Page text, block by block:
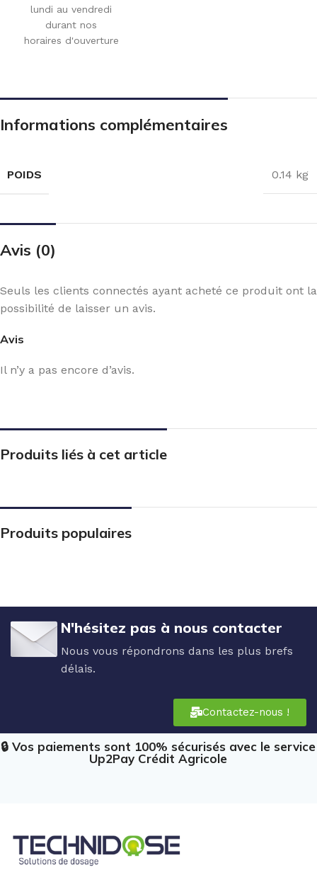
lundi au vendredi
durant nos
horaires d'ouverture
Informations complémentaires
POIDS 0.14 kg
Avis (0)
Avis
Il n’y a pas encore d’avis.
Seuls les clients connectés ayant acheté ce produit ont la
possibilité de laisser un avis.
Produits liés à cet article
Produits populaires
N'hésitez pas à nous contacter
Nous vous répondrons dans les plus brefs
délais.
Contactez-nous !
🔒 Vos paiements sont 100% sécurisés avec le service
Up2Pay Crédit Agricole